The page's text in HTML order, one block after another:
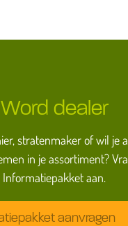
Word dealer
stratenmaker of wil je
in je assortiment?
Informatiepakket aan.
aanvragen